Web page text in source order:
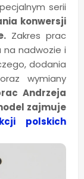
serii
konwersji
Zakres prac
na nadwozie i
dodania
wymiany
Andrzeja
zajmuje
polskich